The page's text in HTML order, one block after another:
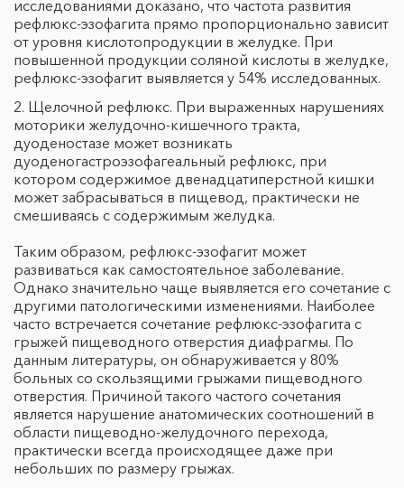
исследованиями доказано, что частота развития
рефлюкс-эзофагита прямо пропорционально зависит
от уровня кислотопродукции в желудке. При
повышенной продукции соляной кислоты в желудке,
рефлюкс-эзофагит выявляется у 54% исследованных.
Щелочной рефлюкс. При выраженных нарушениях
моторики желудочно-кишечного тракта,
дуоденостазе может возникать
дуоденогастроэзофагеальный рефлюкс, при
котором содержимое двенадцатиперстной кишки
может забрасываться в пищевод, практически не
смешиваясь с содержимым желудка.
Таким образом, рефлюкс-эзофагит может
развиваться как самостоятельное заболевание.
Однако значительно чаще выявляется его сочетание с
другими патологическими изменениями. Наиболее
часто встречается сочетание рефлюкс-эзофагита с
грыжей пищеводного отверстия диафрагмы. По
данным литературы, он обнаруживается у 80%
больных со скользящими грыжами пищеводного
отверстия. Причиной такого частого сочетания
является нарушение анатомических соотношений в
области пищеводно-желудочного перехода,
практически всегда происходящее даже при
небольших по размеру грыжах.